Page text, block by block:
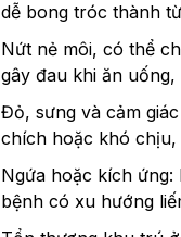
dễ bong tróc thành
Nứt nẻ môi, có thể
gây đau khi ăn
Đỏ, sưng và cảm
chích hoặc khó chịu,
Ngứa hoặc kích
bệnh có xu hướng